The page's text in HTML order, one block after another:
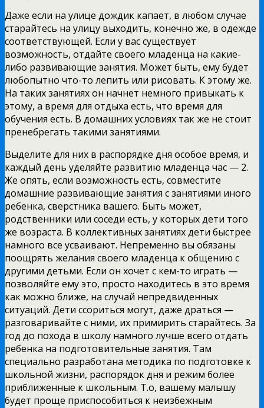
Даже если на улице дождик капает, в любом случае
старайтесь на улицу выходить, конечно же, в одежде
соответствующей. Если у вас существует
возможность, отдайте своего младенца на какие-
либо развивающие занятия. Может быть, ему будет
любопытно что-то лепить или рисовать. К этому же.
На таких занятиях он начнет немного привыкать к
этому, а время для отдыха есть, что время для
обучения есть. В домашних условиях так же не стоит
пренебрегать такими занятиями.
Выделите для них в распорядке дня особое время, и
каждый день уделяйте развитию младенца час — 2.
Же опять, если возможность есть, совместите
домашние развивающие занятия с занятиями иного
ребенка, сверстника вашего. Быть может,
родственники или соседи есть, у которых дети того
же возраста. В коллективных занятиях дети быстрее
намного все усваивают. Непременно вы обязаны
поощрять желания своего младенца к общению с
другими детьми. Если он хочет с кем-то играть —
позволяйте ему это, просто находитесь в это время
как можно ближе, на случай непредвиденных
ситуаций. Дети ссориться могут, даже драться —
разговаривайте с ними, их примирить старайтесь. За
год до похода в школу намного лучше всего отдать
ребенка на подготовительные занятия. Там
специально разработана методика по подготовке к
школьной жизни, распорядок дня и режим более
приближенные к школьным. Т.о, вашему малышу
будет проще приспособиться к неизбежным